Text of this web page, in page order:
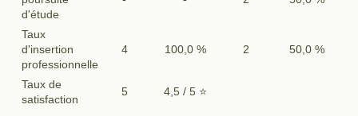
d'étude
Taux
d'insertion
professionnelle
4 100,0 % 2 50,0 %
Taux de
satisfaction
5 4,5 / 5 ⭐️